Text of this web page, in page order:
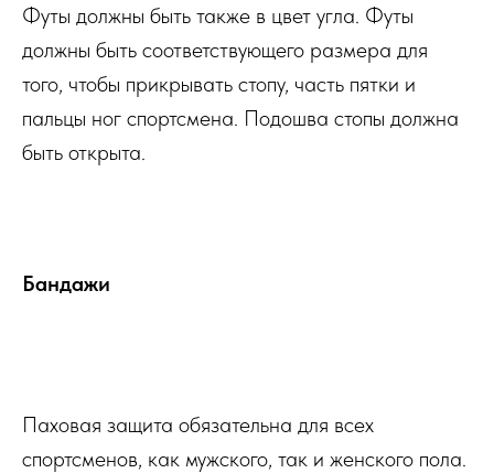
Футы должны быть также в цвет угла. Футы
должны быть соответствующего размера для
того, чтобы прикрывать стопу, часть пятки и
пальцы ног спортсмена. Подошва стопы должна
быть открыта.
Бандажи
Паховая защита обязательна для всех
спортсменов, как мужского, так и женского пола.